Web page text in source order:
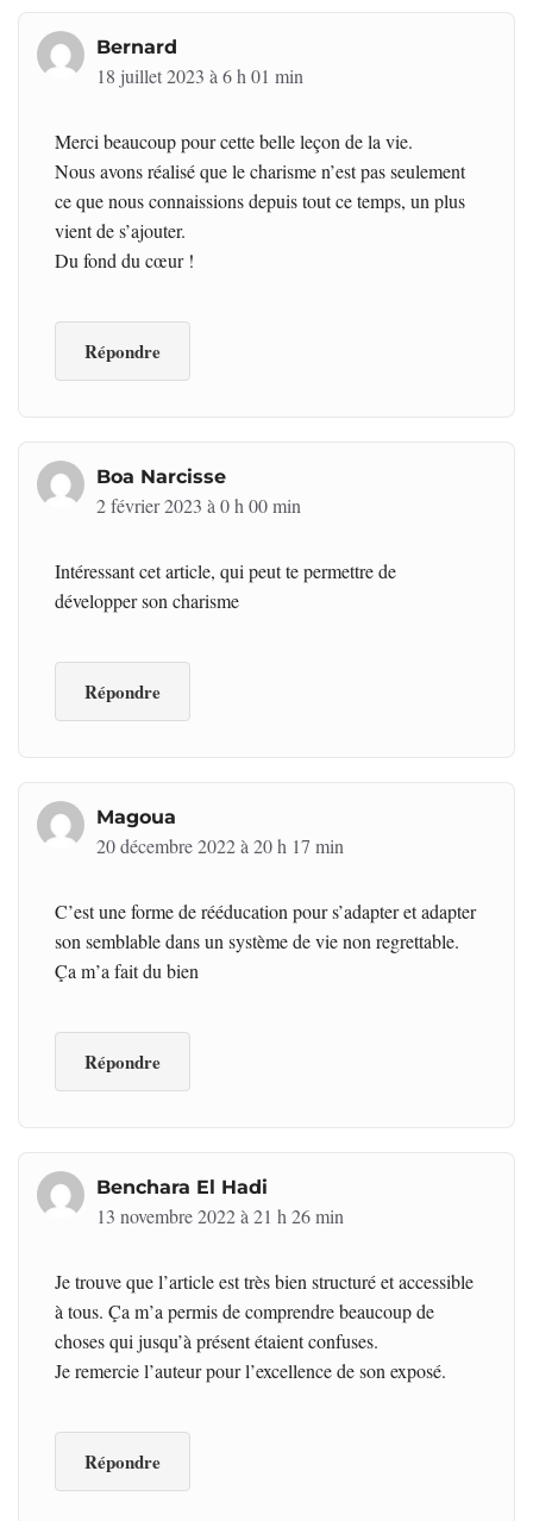
Bernard
18 juillet 2023 à 6 h 01 min
Merci beaucoup pour cette belle leçon de la vie.
Nous avons réalisé que le charisme n’est pas seulement
ce que nous connaissions depuis tout ce temps, un plus
vient de s’ajouter.
Du fond du cœur !
Répondre
Boa Narcisse
2 février 2023 à 0 h 00 min
Intéressant cet article, qui peut te permettre de
développer son charisme
Répondre
Magoua
20 décembre 2022 à 20 h 17 min
C’est une forme de rééducation pour s’adapter et adapter
son semblable dans un système de vie non regrettable.
Ça m’a fait du bien
Répondre
Benchara El Hadi
13 novembre 2022 à 21 h 26 min
Je trouve que l’article est très bien structuré et accessible
à tous. Ça m’a permis de comprendre beaucoup de
choses qui jusqu’à présent étaient confuses.
Je remercie l’auteur pour l’excellence de son exposé.
Répondre